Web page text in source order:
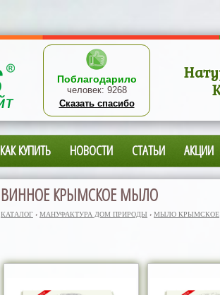
Поблагодарило
человек: 9268
Сказать спасибо
КАК КУПИТЬ НОВОСТИ СТАТЬИ АКЦИИ
ВИННОЕ КРЫМСКОЕ МЫЛО
КАТАЛОГ › МАНУФАКТУРА ДОМ ПРИРОДЫ › МЫЛО КРЫМСКОЕ